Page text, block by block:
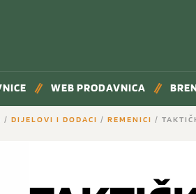
WEB PRODAVNICA
/ DIJELOVI I DODACI / REMENICI /